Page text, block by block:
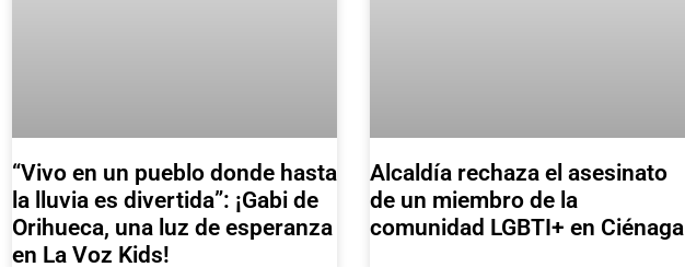
“Vivo en un pueblo donde hasta
la lluvia es divertida”: ¡Gabi de
Orihueca, una luz de esperanza
en La Voz Kids!
Alcaldía rechaza el asesinato
de un miembro de la
comunidad LGBTI+ en Ciénaga